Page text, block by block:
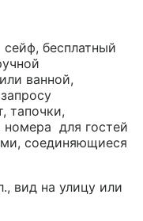
бесплатный
ванной,
тапочки,
номера для гостей
соединяющиеся
вид на улицу или